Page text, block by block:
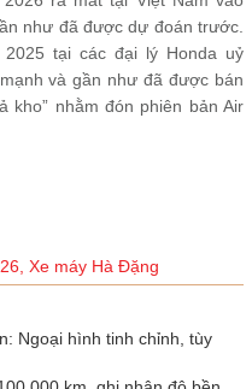
như đã được dự đoán trước.
tại các đại lý Honda uỷ
và gần như đã được bán
kho” nhằm đón phiên bản Air
Xe máy Hà Đặng
Ngoại hình tinh chỉnh, tùy